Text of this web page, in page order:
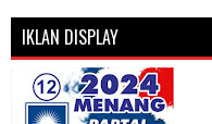
IKLAN DISPLAY